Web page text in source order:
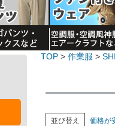
TOP 作業服
並び替え 価格が